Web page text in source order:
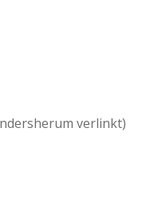
verlinkt)